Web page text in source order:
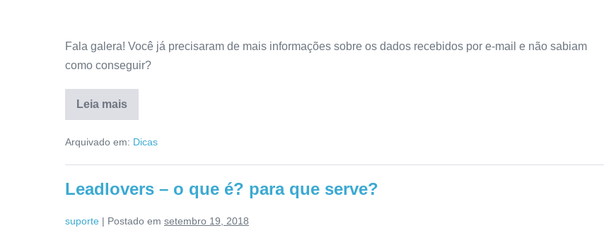
Fala galera! Você já precisaram de mais informações sobre os dados recebidos por e-mail e não sabiam
como conseguir?
Leia mais
Arquivado em: Dicas
Leadlovers – o que é? para que serve?
suporte | Postado em setembro 19, 2018